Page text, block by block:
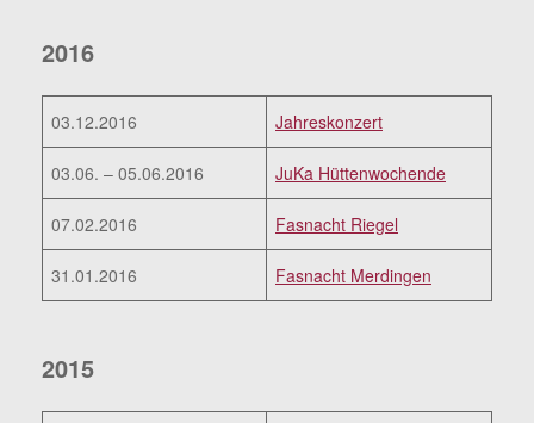
2016
03.12.2016 Jahreskonzert
03.06. – 05.06.2016 JuKa Hüttenwochende
07.02.2016 Fasnacht Riegel
31.01.2016 Fasnacht Merdingen
2015